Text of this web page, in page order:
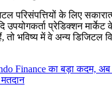
परिसंपत्तियों के लिए
उपयोगकर्ता प्रेडिक्शन
भविष्य में वे अन्य डिजिटल
Finance का बड़ा कदम,